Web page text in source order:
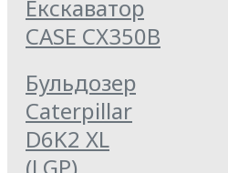
Екскаватор
CASE CX350B
Бульдозер
Caterpillar
D6K2 XL